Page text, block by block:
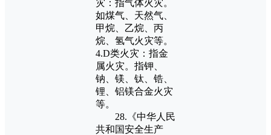
灾：指气体火灾。
如煤气、天然气、
甲烷、乙烷、丙
烷、氢气火灾等。
4.D类火灾：指金
属火灾。指钾、
钠、镁、钛、锆、
锂、铝镁合金火灾
等。
28.《中华人民
共和国安全生产